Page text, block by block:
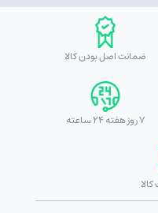
ضمانت اصل بودن کالا
7 روز هفته 24 ساعته